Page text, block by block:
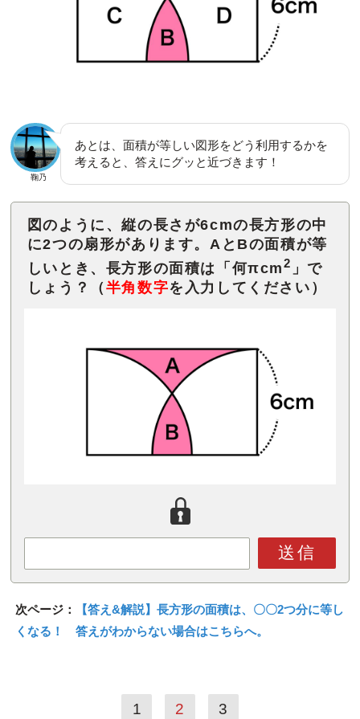
鞠乃
あとは、面積が等しい図形をどう利用するかを
考えると、答えにグッと近づきます！
図のように、縦の長さが6cmの長方形の中
に2つの扇形があります。AとBの面積が等
しいとき、長方形の面積は「何πcm2 」で
しょう？（ 半角数字を入力してください）
送信
次ページ：
【答え&解説】長方形の面積は、〇〇2つ分に等し
くなる！ 答えがわからない場合はこちらへ。
1 2 3